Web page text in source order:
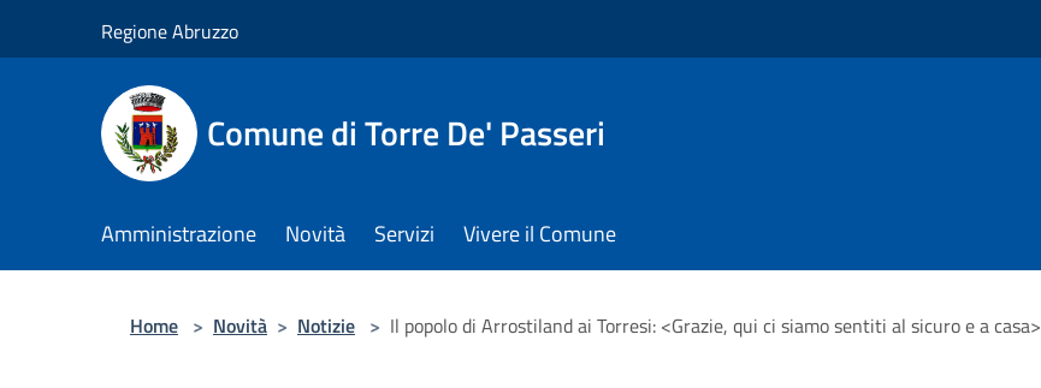
Regione Abruzzo
Comune di Torre De' Passeri
Amministrazione Novità Servizi Vivere il Comune
Home > Novità > Notizie > Il popolo di Arrostiland ai Torresi: <Grazie, qui ci siamo sentiti al sicuro e a casa>